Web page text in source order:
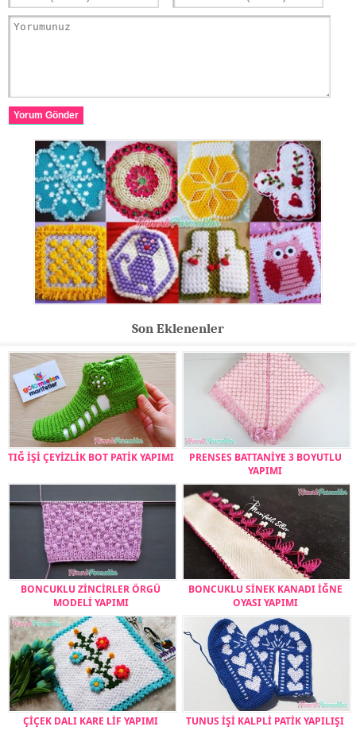
Yorum Gönder
Son Eklenenler
TIĞ İŞİ ÇEYİZLİK BOT PATİK YAPIMI
PRENSES BATTANİYE 3 BOYUTLU
YAPIMI
BONCUKLU ZİNCİRLER ÖRGÜ
MODELİ YAPIMI
BONCUKLU SİNEK KANADI İĞNE
OYASI YAPIMI
ÇİÇEK DALI KARE LİF YAPIMI TUNUS İŞİ KALPLİ PATİK YAPILIŞI